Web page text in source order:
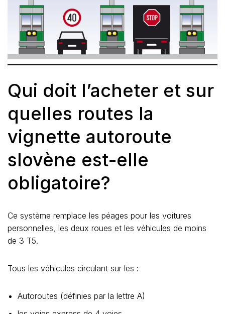
Qui doit l’acheter et sur
quelles routes la
vignette autoroute
slovène est-elle
obligatoire?
Ce système remplace les péages pour les voitures
personnelles, les deux roues et les véhicules de moins
de 3 T5.
Tous les véhicules circulant sur les :
Autoroutes (définies par la lettre A)